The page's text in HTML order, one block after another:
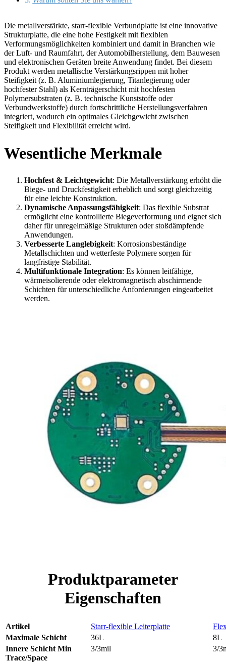
Die metallverstärkte, starr-flexible Verbundplatte ist eine innovative
Strukturplatte, die eine hohe Festigkeit mit flexiblen
Verformungsmöglichkeiten kombiniert und damit in Branchen wie
der Luft- und Raumfahrt, der Automobilherstellung, dem Bauwesen
und elektronischen Geräten breite Anwendung findet. Bei diesem
Produkt werden metallische Verstärkungsrippen mit hoher
Steifigkeit (z. B. Aluminiumlegierung, Titanlegierung oder
hochfester Stahl) als Kernträgerschicht mit hochfesten
Polymersubstraten (z. B. technische Kunststoffe oder
Verbundwerkstoffe) durch fortschrittliche Herstellungsverfahren
integriert, wodurch ein optimales Gleichgewicht zwischen
Steifigkeit und Flexibilität erreicht wird.
Wesentliche Merkmale
Hochfest & Leichtgewicht: Die Metallverstärkung erhöht die
Biege- und Druckfestigkeit erheblich und sorgt gleichzeitig
für eine leichte Konstruktion.
Dynamische Anpassungsfähigkeit: Das flexible Substrat
ermöglicht eine kontrollierte Biegeverformung und eignet sich
daher für unregelmäßige Strukturen oder stoßdämpfende
Anwendungen.
Verbesserte Langlebigkeit: Korrosionsbeständige
Metallschichten und wetterfeste Polymere sorgen für
langfristige Stabilität.
Multifunktionale Integration: Es können leitfähige,
wärmeisolierende oder elektromagnetisch abschirmende
Schichten für unterschiedliche Anforderungen eingearbeitet
werden.
Produktparameter
Eigenschaften
Artikel Starr-flexible Leiterplatte
Maximale Schicht
36L
8L
Innere Schicht Min
Trace/Space
3/3mil 3/